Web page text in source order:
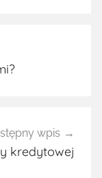
wpis
kredytowej